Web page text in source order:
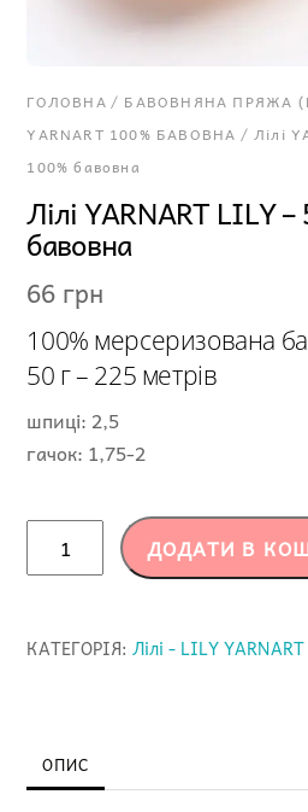
ГОЛОВНА/ БАВОВНЯНА ПРЯЖА
YARNART 100% БАВОВНА / Лілі
100% бавовна
Лілі YARNART LILY
бавовна
66 грн
100% мерсеризована
50 г – 225 метрів
шпиці: 2,5
гачок: 1,75-2
YARNART
5307
бавовна
кількість
ДОДАТИ В
КАТЕГОРІЯ:Лілі - LILY
ОПИС